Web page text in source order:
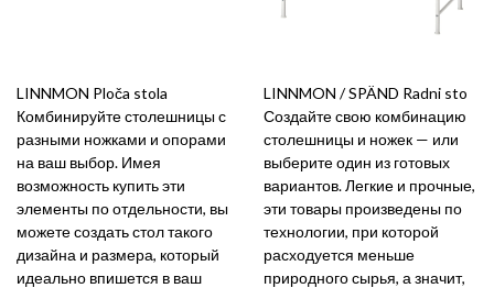
LINNMON Ploča stola
Комбинируйте столешницы с
разными ножками и опорами
на ваш выбор. Имея
возможность купить эти
элементы по отдельности, вы
можете создать стол такого
дизайна и размера, который
идеально впишется в ваш
LINNMON / SPÄND Radni sto
Создайте свою комбинацию
столешницы и ножек — или
выберите один из готовых
вариантов. Легкие и прочные,
эти товары произведены по
технологии, при которой
расходуется меньше
природного сырья, а значит,